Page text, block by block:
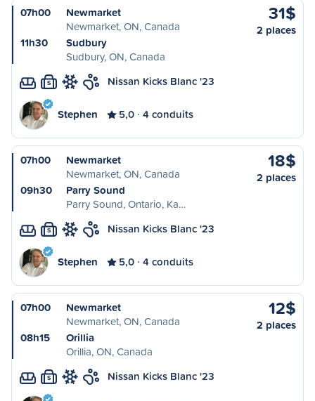
07h00
Newmarket
Newmarket, ON, Canada
11h30
Sudbury
Sudbury, ON, Canada
31$
2 places
S Nissan Kicks Blanc '23
Stephen 5,0 4 conduits
07h00
Newmarket
Newmarket, ON, Canada
09h30
Parry Sound
Parry Sound, Ontario, Ka…
18$
2 places
S Nissan Kicks Blanc '23
Stephen 5,0 4 conduits
07h00
Newmarket
Newmarket, ON, Canada
08h15
Orillia
Orillia, ON, Canada
12$
2 places
S Nissan Kicks Blanc '23